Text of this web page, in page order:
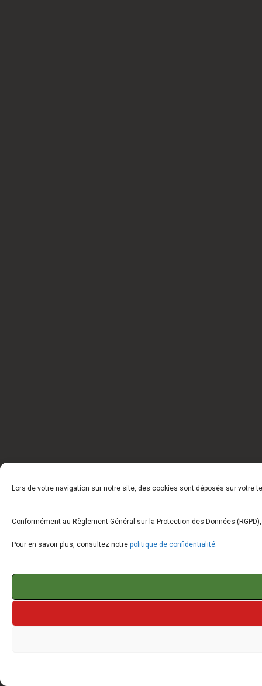
Lors de votre navigation sur notre site, des cookies sont déposés sur votre
Conformément au Règlement Général sur la Protection des Données
Pour en savoir plus, consultez notre politique de confidentialité.